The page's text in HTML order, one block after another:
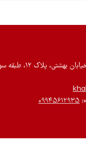
۱۲، طبقه سوم، واحد ۵
۰۹۹۴۵۶۱۲۹۳۵